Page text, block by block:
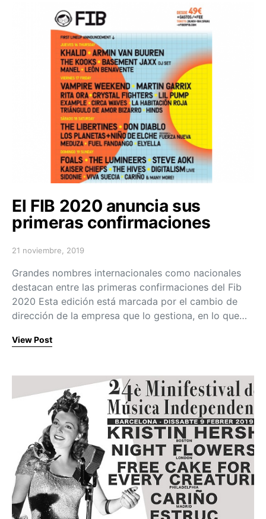
El FIB 2020 anuncia sus
primeras confirmaciones
Posted on
21 noviembre, 2019
Grandes nombres internacionales como nacionales
destacan entre las primeras confirmaciones del Fib
2020 Esta edición está marcada por el cambio de
dirección de la empresa que lo gestiona, en lo que…
View Post